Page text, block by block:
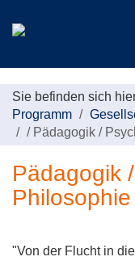
Sie befinden sich
Programm
/ Pädagogik /
Pädagogik
"Von der Flucht in